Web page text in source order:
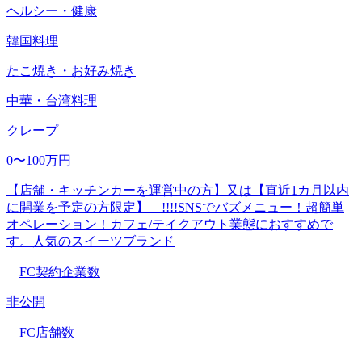
ヘルシー・健康
韓国料理
たこ焼き・お好み焼き
中華・台湾料理
クレープ
0〜100万円
【店舗・キッチンカーを運営中の方】又は【直近1カ月以内
に開業を予定の方限定】 !!!!SNSでバズメニュー！超簡単
オペレーション！カフェ/テイクアウト業態におすすめで
す。人気のスイーツブランド
FC契約企業数
非公開
FC店舗数